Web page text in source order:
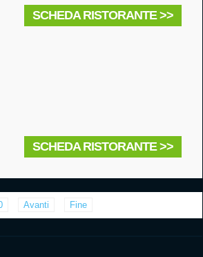
SCHEDA RISTORANTE >>
SCHEDA RISTORANTE >>
Avanti Fine